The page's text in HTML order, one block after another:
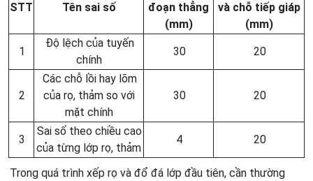
STT Tên sai số
đoạn thẳng
(mm)
và chỗ tiếp giáp
(mm)
1
Độ lệch của tuyến
chính
30 20
2
Các chỗ lồi hay lõm
của rọ, thảm so với
mặt chính
30 20
3
Sai số theo chiều cao
của từng lớp rọ, thảm
4 20
Trong quá trình xếp rọ và đổ đá lớp đầu tiên, cần thường